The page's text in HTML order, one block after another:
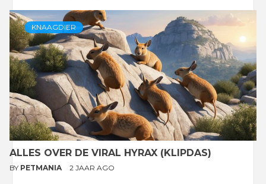
KNAAGDIER
ALLES OVER DE VIRAL HYRAX (KLIPDAS)
BY PETMANIA 2 JAAR AGO